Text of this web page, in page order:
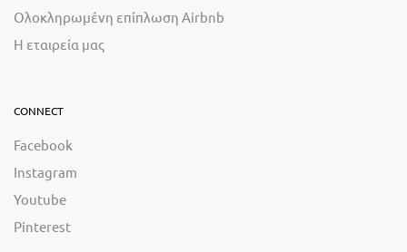
Ολοκληρωμένη επίπλωση Airbnb
Η εταιρεία μας
CONNECT
Facebook
Instagram
Youtube
Pinterest